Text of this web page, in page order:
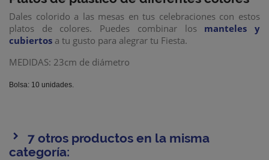
Dales colorido a las mesas en tus celebraciones con estos
platos de colores. Puedes combinar los manteles y
cubiertos a tu gusto para alegrar tu Fiesta.
MEDIDAS: 23cm de diámetro
Bolsa: 10 unidades.
7 otros productos en la misma
categoría: